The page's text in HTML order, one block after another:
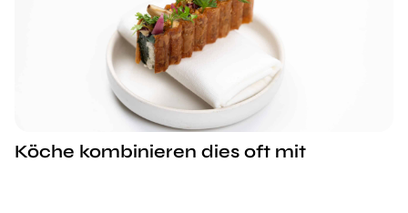
Köche kombinieren dies oft mit